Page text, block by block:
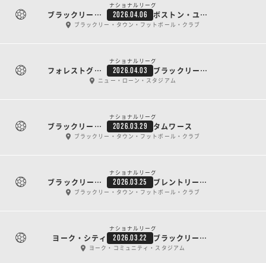
ナショナルリーグ
ブラックリー・タウン 2026.04.06 ボストン・ユナイテッド
ブラックリー・タウン・フットボール・クラブ
ナショナルリーグ
フォレストグリーン・ローヴァーズ 2026.04.03 ブラックリー・タウン
ニュー・ローン・スタジアム
ナショナルリーグ
ブラックリー・タウン 2026.03.29 タムワース
ブラックリー・タウン・フットボール・クラブ
ナショナルリーグ
ブラックリー・タウン 2026.03.25 ブレントリー・タウン
ブラックリー・タウン・フットボール・クラブ
ナショナルリーグ
ヨーク・シティ 2026.03.22 ブラックリー・タウン
ヨーク・コミュニティ・スタジアム